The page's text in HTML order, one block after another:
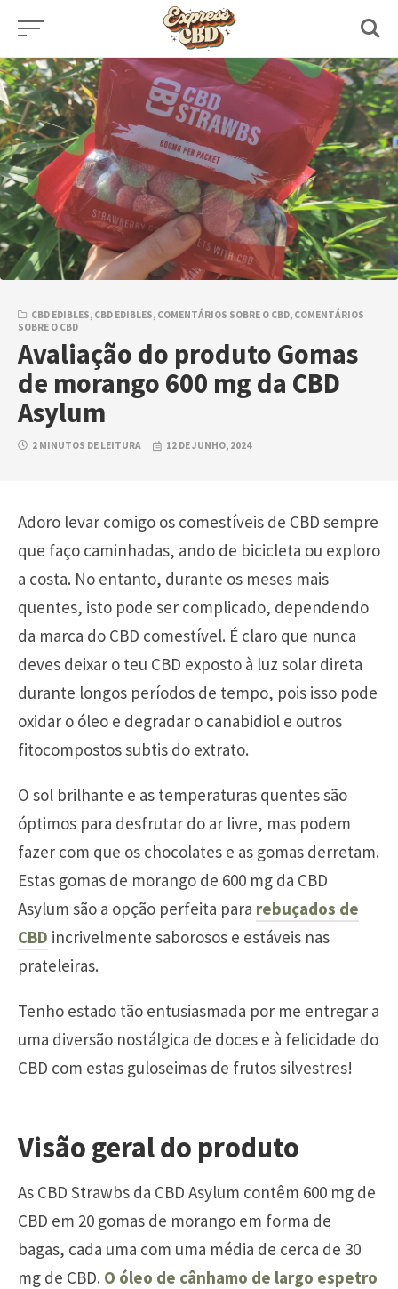
Skip
content
CBD EDIBLES, CBD EDIBLES, COMENTÁRIOS SOBRE O CBD, COMENTÁRIOS
SOBRE O CBD
Avaliação do produto Gomas
de morango 600 mg da CBD
Asylum
2 MINUTOS DE LEITURA 12 DE JUNHO, 2024
Adoro levar comigo os comestíveis de CBD sempre
que faço caminhadas, ando de bicicleta ou exploro
a costa. No entanto, durante os meses mais
quentes, isto pode ser complicado, dependendo
da marca do CBD comestível. É claro que nunca
deves deixar o teu CBD exposto à luz solar direta
durante longos períodos de tempo, pois isso pode
oxidar o óleo e degradar o canabidiol e outros
fitocompostos subtis do extrato.
O sol brilhante e as temperaturas quentes são
óptimos para desfrutar do ar livre, mas podem
fazer com que os chocolates e as gomas derretam.
Estas gomas de morango de 600 mg da CBD
Asylum são a opção perfeita para rebuçados de
CBD incrivelmente saborosos e estáveis nas
prateleiras.
Tenho estado tão entusiasmada por me entregar a
uma diversão nostálgica de doces e à felicidade do
CBD com estas guloseimas de frutos silvestres!
Visão geral do produto
As CBD Strawbs da CBD Asylum contêm 600 mg de
CBD em 20 gomas de morango em forma de
bagas, cada uma com uma média de cerca de 30
mg de CBD. O óleo de cânhamo de largo espetro